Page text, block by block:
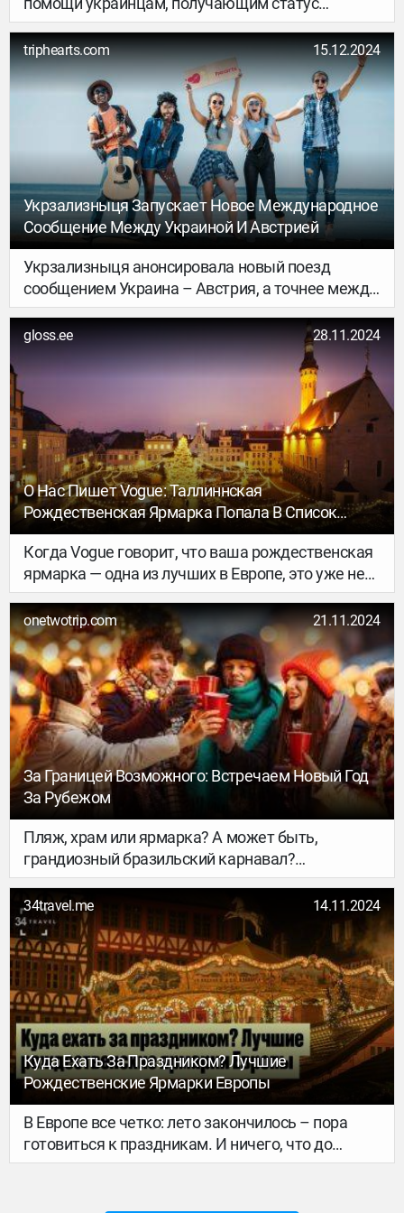
временной защиты. В первую очередь это
касается предоставления бесплатного жилья.
triphearts.com 15.12.2024
Укрзализныця Запускает Новое Международное
Сообщение Между Украиной И Австрией
Укрзализныця анонсировала новый поезд
сообщением Украина – Австрия, а точнее между
Киевом и Веной.
gloss.ee 28.11.2024
О Нас Пишет Vogue: Таллиннская
Рождественская Ярмарка Попала В Список
Лучших В Европе
Когда Vogue говорит, что ваша рождественская
ярмарка — одна из лучших в Европе, это уже не
просто комплимент, это заявка на мировой
успех. В свежем списке топ-18 рождественских
ярмарок Европы 2024 года Таллиннская ярмарка
заняла свое законное место среди самых
волшебных и атмосферных. И, честно говоря,
мы этому нисколько не удивлены. Ну а как
иначе, когда речь идет о средневековой магии и
ароматах глинтвейна на Ратушной площади?
onetwotrip.com 21.11.2024
За Границей Возможного: Встречаем Новый Год
За Рубежом
Пляж, храм или ярмарка? А может быть,
грандиозный бразильский карнавал?
Рассказываем, где и как можно встретить 2025
год, чтобы он точно удался. Ловите 10 вариантов
и планируйте, как пройдёт главная ночь года.
34travel.me 14.11.2024
Куда Ехать За Праздником? Лучшие
Рождественские Ярмарки Европы
В Европе все четко: лето закончилось – пора
готовиться к праздникам. И ничего, что до
Рождества и Нового года еще месяц с
пора – по крайней мере, заряжаться